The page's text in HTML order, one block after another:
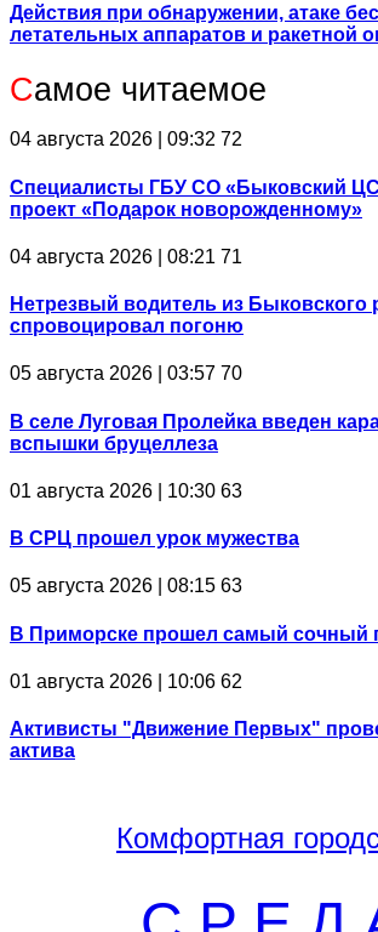
Действия при обнаружении, атаке
летательных аппаратов и ракетной
Самое читаемое
04 августа 2026 | 09:32 72
Специалисты ГБУ СО «Быковский
проект «Подарок новорожденному»
04 августа 2026 | 08:21 71
Нетрезвый водитель из Быковского
спровоцировал погоню
05 августа 2026 | 03:57 70
В селе Луговая Пролейка введен
вспышки бруцеллеза
01 августа 2026 | 10:30 63
В СРЦ прошел урок мужества
05 августа 2026 | 08:15 63
В Приморске прошел самый сочный
01 августа 2026 | 10:06 62
Активисты "Движение Первых"
актива
Комфортная